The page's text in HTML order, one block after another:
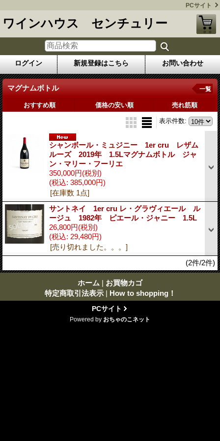
PCサイト
ワインハウス センチュリー
ログイン 新規登録はこちら お問い合わせ
マグナムボトル 一覧
おすすめ順 価格の安い順 売れ筋順
表示件数:
シャンボール・ミュジニー 1er cru レザム
ルーズ 2019年 1.5Lマグナムボトル ジャ
ン・マリー・フーリエ
350,000円(税別)
(税込: 385,000円)
[在庫数 1点]
サントネイ 1er cru レ・グラヴィエール ル
ージュ 1982年 ピエール・ジャニー 1.5L
26,800円(税別)
(税込: 29,480円)
[売り切れました。。。]
(2件/2件)
ホーム | お買物カゴ
特定商取引法表示 | How to shopping！
PCサイト
Powered by おちゃのこネット